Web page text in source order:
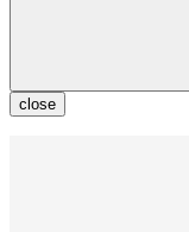
close